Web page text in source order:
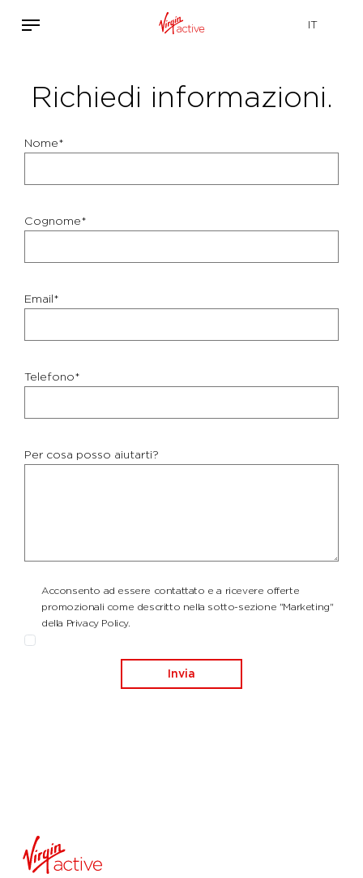
Richiedi informazioni.
Nome*
Cognome*
Email*
Telefono*
Per cosa posso aiutarti?
Acconsento ad essere contattato e a ricevere offerte
promozionali come descritto nella sotto-sezione "Marketing"
della Privacy Policy.
Invia